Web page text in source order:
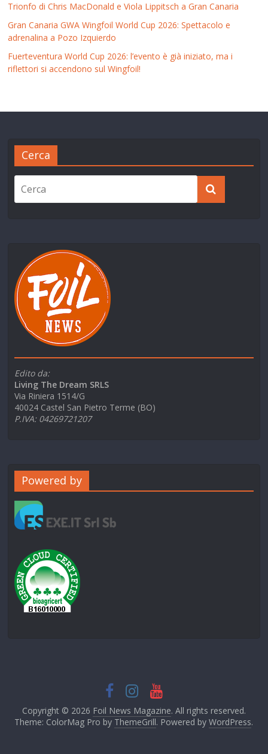
Trionfo di Chris MacDonald e Viola Lippitsch a Gran Canaria
Gran Canaria GWA Wingfoil World Cup 2026: Spettacolo e
adrenalina a Pozo Izquierdo
Fuerteventura World Cup 2026: l’evento è già iniziato, ma i
riflettori si accendono sul Wingfoil!
Cerca
Edito da:
Living The Dream SRLS
Via Riniera 1514/G
40024 Castel San Pietro Terme (BO)
P.IVA: 04269721207
Powered by
Copyright © 2026 Foil News Magazine. All rights reserved.
Theme: ColorMag Pro by ThemeGrill. Powered byWordPress.